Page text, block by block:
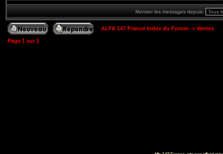
Montrer les messages depuis:
ALFA 147 France Index du Forum -> Ventes
Page 1 sur1